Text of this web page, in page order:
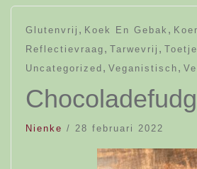
Glutenvrij , Koek En Gebak ,
Reflectievraag , Tarwevrij , Toetje
Uncategorized , Veganistisch ,
Nienke / 28 februari 2022